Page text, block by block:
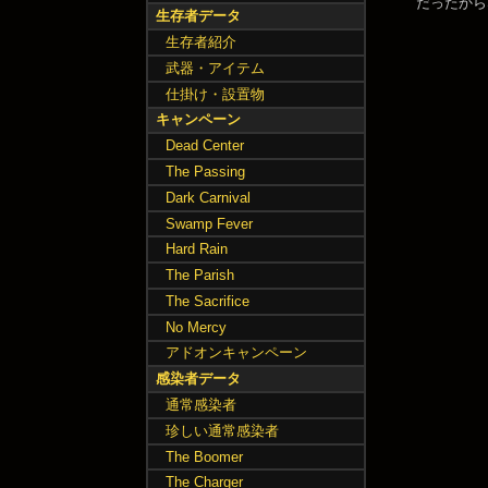
生存者データ
生存者紹介
武器・アイテム
仕掛け・設置物
キャンペーン
Dead Center
The Passing
Dark Carnival
Swamp Fever
Hard Rain
The Parish
The Sacrifice
No Mercy
アドオンキャンペーン
感染者データ
通常感染者
珍しい通常感染者
The Boomer
The Charger